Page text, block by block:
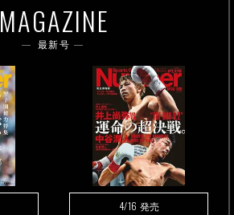
MAGAZINE
最新号
4/16 発売